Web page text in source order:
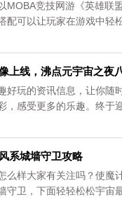
MOBA竞技网游《英雄
配可以让玩家在游戏中
上线，沸点元宇宙之夜
好玩的资讯信息，让你随
，感受更多的乐趣。终于
系城墙守卫攻略
么样大家有关注吗？使魔
守卫，下面轻轻松松宇